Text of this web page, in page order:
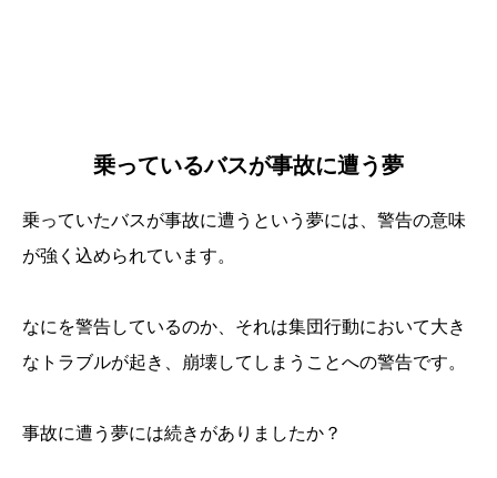
乗っているバスが事故に遭う夢
乗っていたバスが事故に遭うという夢には、警告の意味
が強く込められています。
なにを警告しているのか、それは集団行動において大き
なトラブルが起き、崩壊してしまうことへの警告です。
事故に遭う夢には続きがありましたか？